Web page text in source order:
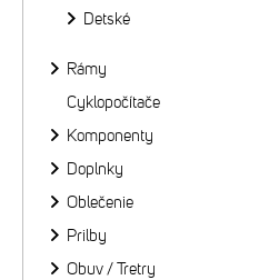
Detské
Rámy
Cyklopočítače
Komponenty
Doplnky
Oblečenie
Prilby
Obuv / Tretry